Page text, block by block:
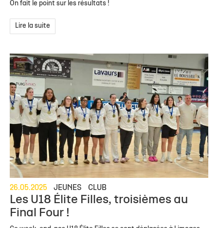
On fait le point sur les résultats !
Lire la suite
26.05.2025 JEUNES CLUB
Les U18 Élite Filles, troisièmes au
Final Four !